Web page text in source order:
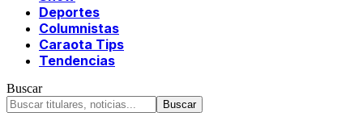
Deportes
Columnistas
Caraota Tips
Tendencias
Buscar